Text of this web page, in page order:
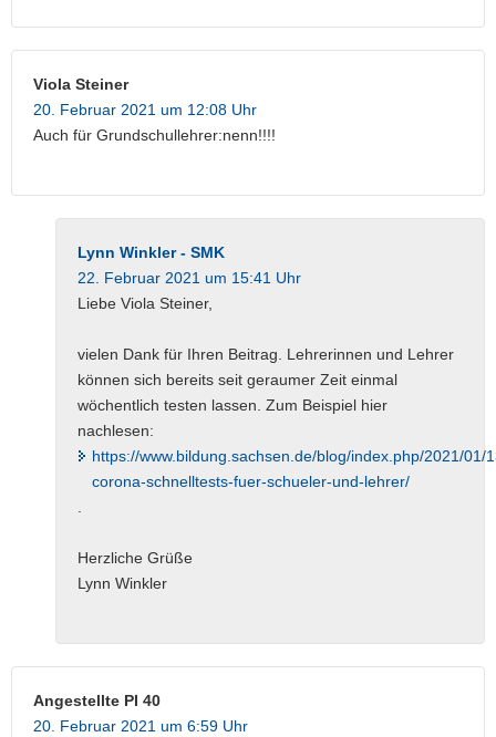
Viola Steiner
20. Februar 2021 um 12:08 Uhr
Auch für Grundschullehrer:nenn!!!!
Lynn Winkler - SMK
22. Februar 2021 um 15:41 Uhr
Liebe Viola Steiner,
vielen Dank für Ihren Beitrag. Lehrerinnen und Lehrer
können sich bereits seit geraumer Zeit einmal
wöchentlich testen lassen. Zum Beispiel hier
nachlesen:
https://www.bildung.sachsen.de/blog/index.php/2021/01/
corona-schnelltests-fuer-schueler-und-lehrer/
Herzliche Grüße
Lynn Winkler
Angestellte PI 40
20. Februar 2021 um 6:59 Uhr